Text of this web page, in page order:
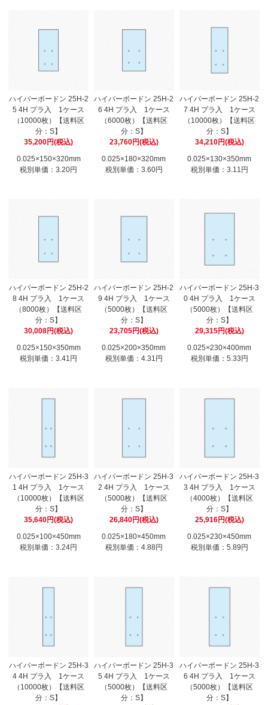
ハイパーボードン 25H-2
5 4H プラ入 1ケース
（10000枚）【送料区
分：S】
35,200円(税込)
0.025×150×320mm
税別単価：3.20円
ハイパーボードン 25H-2
6 4H プラ入 1ケース
（6000枚）【送料区
分：S】
23,760円(税込)
0.025×180×320mm
税別単価：3.60円
ハイパーボードン 25H-2
7 4H プラ入 1ケース
（10000枚）【送料区
分：S】
34,210円(税込)
0.025×130×350mm
税別単価：3.11円
ハイパーボードン 25H-2
8 4H プラ入 1ケース
（8000枚）【送料区
分：S】
30,008円(税込)
0.025×150×350mm
税別単価：3.41円
ハイパーボードン 25H-2
9 4H プラ入 1ケース
（5000枚）【送料区
分：S】
23,705円(税込)
0.025×200×350mm
税別単価：4.31円
ハイパーボードン 25H-3
0 4H プラ入 1ケース
（5000枚）【送料区
分：S】
29,315円(税込)
0.025×230×400mm
税別単価：5.33円
ハイパーボードン 25H-3
1 4H プラ入 1ケース
（10000枚）【送料区
分：S】
35,640円(税込)
0.025×100×450mm
税別単価：3.24円
ハイパーボードン 25H-3
2 4H プラ入 1ケース
（5000枚）【送料区
分：S】
26,840円(税込)
0.025×180×450mm
税別単価：4.88円
ハイパーボードン 25H-3
3 4H プラ入 1ケース
（4000枚）【送料区
分：S】
25,916円(税込)
0.025×230×450mm
税別単価：5.89円
ハイパーボードン 25H-3
4 4H プラ入 1ケース
（10000枚）【送料区
分：S】
ハイパーボードン 25H-3
5 4H プラ入 1ケース
（5000枚）【送料区
分：S】
ハイパーボードン 25H-3
6 4H プラ入 1ケース
（5000枚）【送料区
分：S】